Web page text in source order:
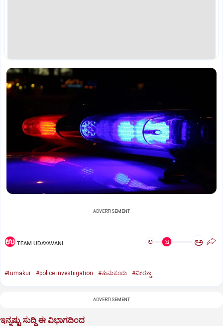
ADVERTISEMENT
TEAM UDAYAVANI ಅ ಅ
#tumakur #police investiigation #ತುಮಕೂರು #ವೀರಣ್ಣ
ADVERTISEMENT
ಇನ್ನಷ್ಟು ಸುದ್ದಿ ಈ ವಿಭಾಗದಿಂದ